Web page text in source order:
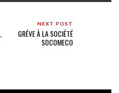
NEXT POST
GRÉVE À LA SOCIÉTÉ
SOCOMECO